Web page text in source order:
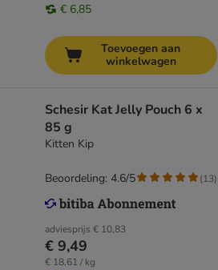
€ 6,85
Toevoegen aan
winkelwagen
Schesir Kat Jelly Pouch 6 x
85 g
Kitten Kip
adviesprijs € 10,83
€ 9,49
€ 18,61 / kg
Beoordeling: 4.6/5 (13)